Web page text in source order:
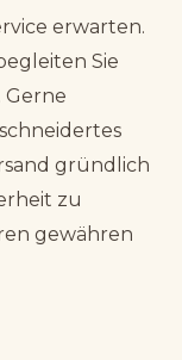
erwarten.
Sie
Gerne
gründlich
zu
gewähren